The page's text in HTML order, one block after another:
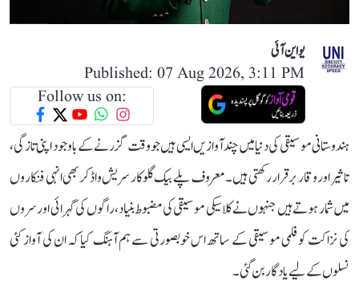
یو این آئی
Published: 07 Aug 2026, 3:11 PM
Follow us on:
ہندوستانی موسیقی کی دنیا میں چند آوازیں ایسی ہیں جو وقت گزرنے کے باوجود اپنی تازگی،
تاثیر اور وقار برقرار رکھتی ہیں۔ معروف پلے بیک گلوکار سریش واڈکر بھی انہی فنکاروں
میں شمار ہوتے ہیں جنہوں نے کلاسیکی موسیقی کی مضبوط بنیاد، راگوں کی گہرائی اور سروں
کی نزاکت کو فلمی موسیقی کے ساتھ اس خوبصورتی سے ہم آہنگ کیا کہ ان کی آواز کئی
نسلوں کے لیے یادگار بن گئی۔